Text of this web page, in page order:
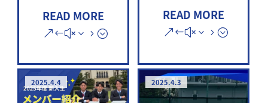
READ MORE READ MORE
2025.4.4 2025.4.3